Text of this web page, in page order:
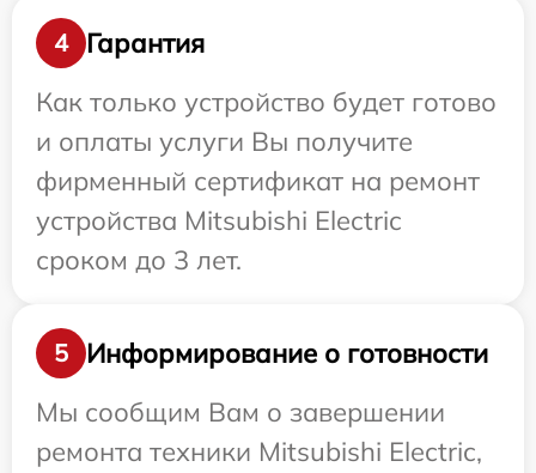
4
Гарантия
Как только устройство будет готово
и оплаты услуги Вы получите
фирменный сертификат на ремонт
устройства Mitsubishi Electric
сроком до 3 лет.
5
Информирование о готовности
Мы сообщим Вам о завершении
ремонта техники Mitsubishi Electric,